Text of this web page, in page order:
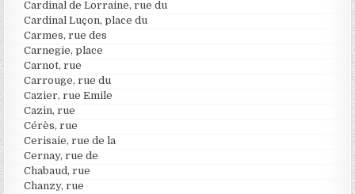
Cardinal de Lorraine, rue du
Cardinal Luçon, place du
Carmes, rue des
Carnegie, place
Carnot, rue
Carrouge, rue du
Cazier, rue Emile
Cazin, rue
Cérès, rue
Cerisaie, rue de la
Cernay, rue de
Chabaud, rue
Chanzy, rue